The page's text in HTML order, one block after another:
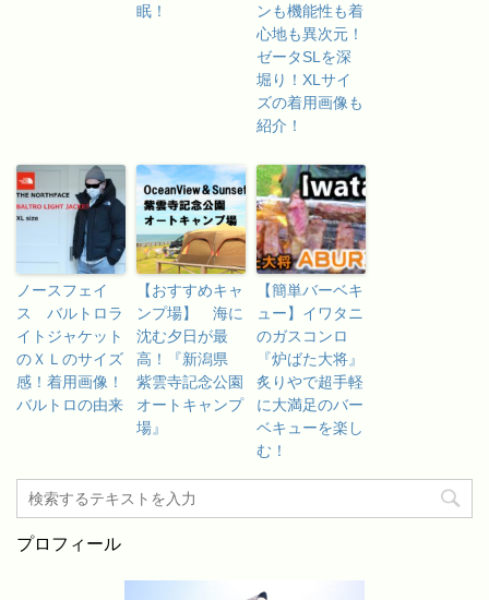
眠！
ンも機能性も着
心地も異次元！
ゼータSLを深
堀り！XLサイ
ズの着用画像も
紹介！
ノースフェイ
ス バルトロラ
イトジャケット
のＸＬのサイズ
感！着用画像！
バルトロの由来
【おすすめキャ
ンプ場】 海に
沈む夕日が最
高！『新潟県
紫雲寺記念公園
オートキャンプ
場』
【簡単バーベキ
ュー】イワタニ
のガスコンロ
『炉ばた大将』
炙りやで超手軽
に大満足のバー
ベキューを楽し
む！
プロフィール